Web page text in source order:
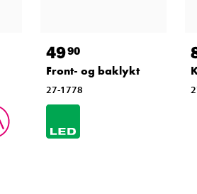
4990
Front- og baklykt
27-1778